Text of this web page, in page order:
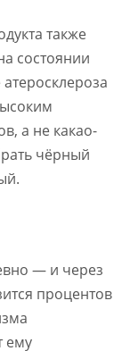
также
состоянии
а не какао-
чёрный
— и через
процентов
ему